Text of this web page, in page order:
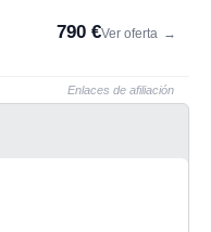
790 €Ver oferta →
Enlaces de afiliación